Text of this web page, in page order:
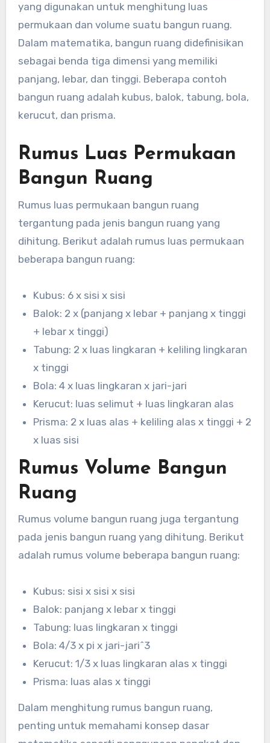
yang digunakan untuk menghitung luas
permukaan dan volume suatu bangun ruang.
Dalam matematika, bangun ruang didefinisikan
sebagai benda tiga dimensi yang memiliki
panjang, lebar, dan tinggi. Beberapa contoh
bangun ruang adalah kubus, balok, tabung, bola,
kerucut, dan prisma.
Rumus Luas Permukaan
Bangun Ruang
Rumus luas permukaan bangun ruang
tergantung pada jenis bangun ruang yang
dihitung. Berikut adalah rumus luas permukaan
beberapa bangun ruang:
Kubus: 6 x sisi x sisi
Balok: 2 x (panjang x lebar + panjang x tinggi
+ lebar x tinggi)
Tabung: 2 x luas lingkaran + keliling lingkaran
x tinggi
Bola: 4 x luas lingkaran x jari-jari
Kerucut: luas selimut + luas lingkaran alas
Prisma: 2 x luas alas + keliling alas x tinggi + 2
x luas sisi
Rumus Volume Bangun
Ruang
Rumus volume bangun ruang juga tergantung
pada jenis bangun ruang yang dihitung. Berikut
adalah rumus volume beberapa bangun ruang:
Kubus: sisi x sisi x sisi
Balok: panjang x lebar x tinggi
Tabung: luas lingkaran x tinggi
Bola: 4/3 x pi x jari-jari^3
Kerucut: 1/3 x luas lingkaran alas x tinggi
Prisma: luas alas x tinggi
Dalam menghitung rumus bangun ruang,
penting untuk memahami konsep dasar